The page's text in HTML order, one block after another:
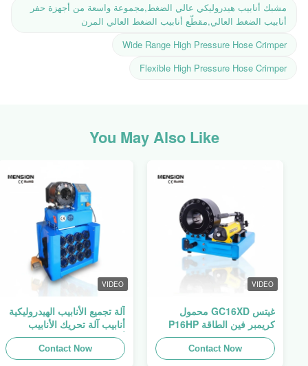
مشبك أنابيب هيدروليكي عالي الضغط,مجموعة واسعة من أجهزة حفر
أنابيب الضغط العالي,مقطّع أنابيب الضغط العالي المرن
Wide Range High Pressure Hose Crimper
Flexible High Pressure Hose Crimper
You May Also Like
VIDEO
غيتس GC16XD محمول
كريمبر فين الطاقة P16HP
يدوي كابل هيدروليك كريمبر
للبيع
Contact Now
VIDEO
آلة تجميع الأنابيب الهيدروليكية
أنابيب آلة تحريك الأنابيب
أنابيب المطبخ فين السلطة
Swager
Contact Now